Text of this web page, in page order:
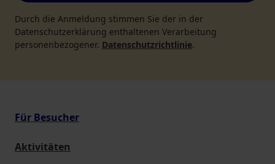
Durch die Anmeldung stimmen Sie der in der
Datenschutzerklärung enthaltenen Verarbeitung
personenbezogener. Datenschutzrichtlinie.
Für Besucher
Aktivitäten